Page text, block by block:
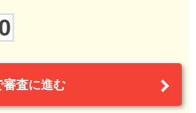
0
審査に進む